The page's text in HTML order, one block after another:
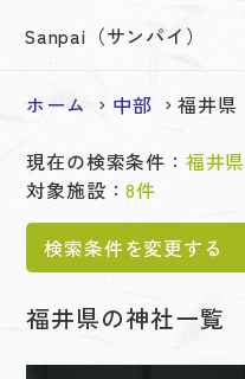
Sanpai（サンパイ）
ホーム 中部
福井県
現在の検索条件： 福井県
対象施設：8件
検索条件を変更する
福井県の神社一覧